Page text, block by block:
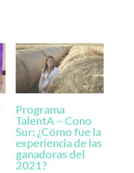
Programa
TalentA – Cono
Sur: ¿Cómo fue la
experiencia de las
ganadoras del
2021?